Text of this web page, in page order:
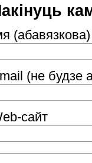
(абавязкова)
(не будзе
cайт